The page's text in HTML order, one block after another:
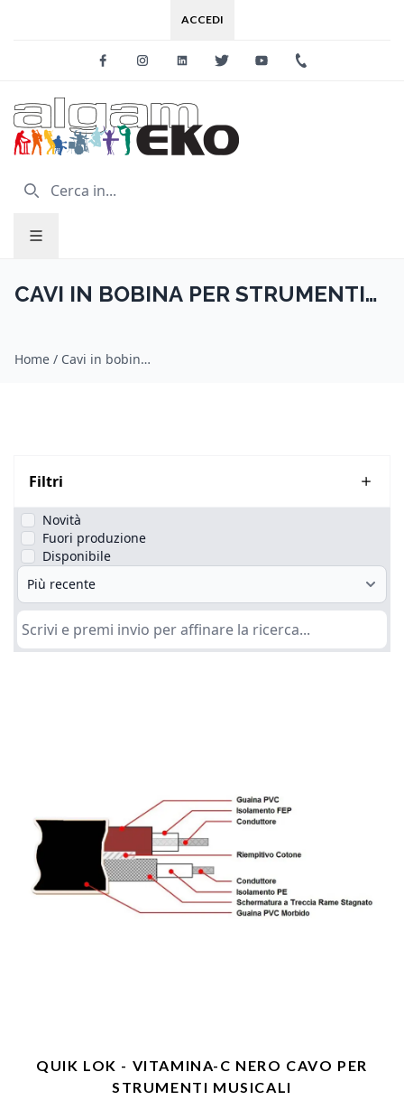
ACCEDI
FacebookInstagramLinkedinTwitter Youtube
CAVI IN BOBINA PER STRUMENTI
Home / Cavi in bobina per strumenti musicali
Filtri
Novità
Fuori produzione
Disponibile
QUIK LOK - VITAMINA-C NERO CAVO PER
STRUMENTI MUSICALI